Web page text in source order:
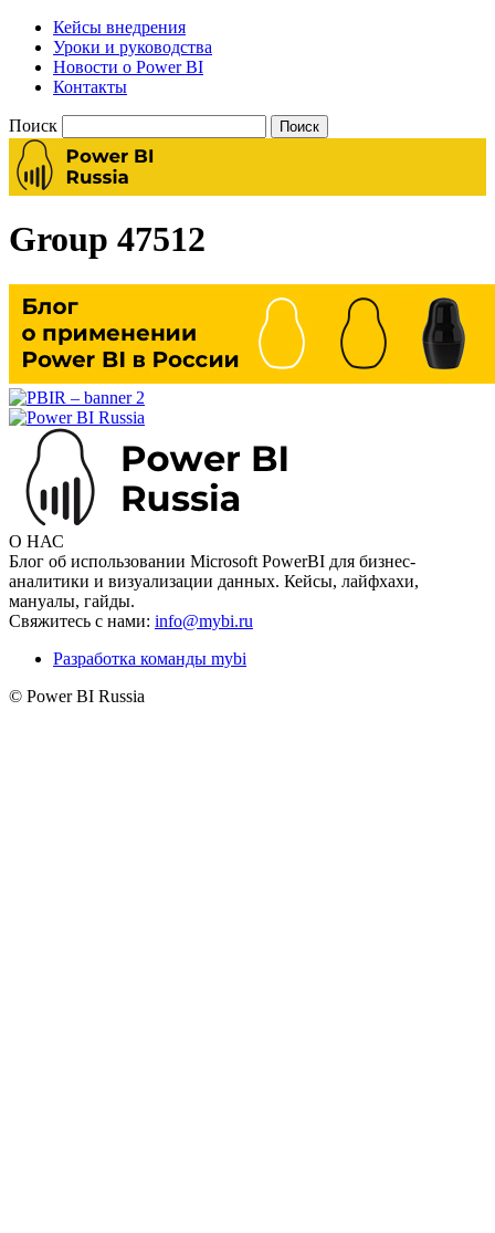
Кейсы внедрения
Уроки и руководства
Новости о Power BI
Контакты
Поиск
Group 47512
О НАС
Блог об использовании Microsoft PowerBI для бизнес-
аналитики и визуализации данных. Кейсы, лайфхахи,
мануалы, гайды.
Свяжитесь с нами: info@mybi.ru
Разработка команды mybi
© Power BI Russia